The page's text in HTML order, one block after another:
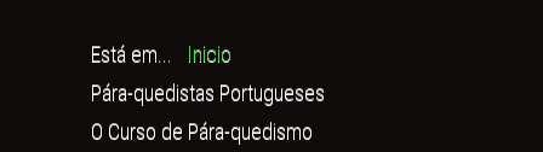
Está em...
Inicio
Pára-quedistas Portugueses
O Curso de Pára-quedismo